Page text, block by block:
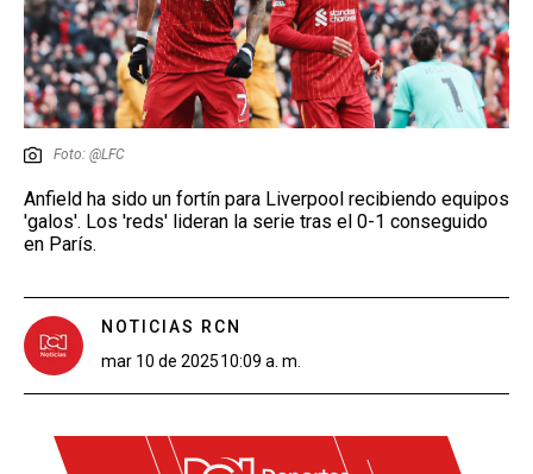
Foto: @LFC
Anfield ha sido un fortín para Liverpool recibiendo equipos
'galos'. Los 'reds' lideran la serie tras el 0-1 conseguido
en París.
NOTICIAS RCN
mar 10 de 202510:09 a. m.